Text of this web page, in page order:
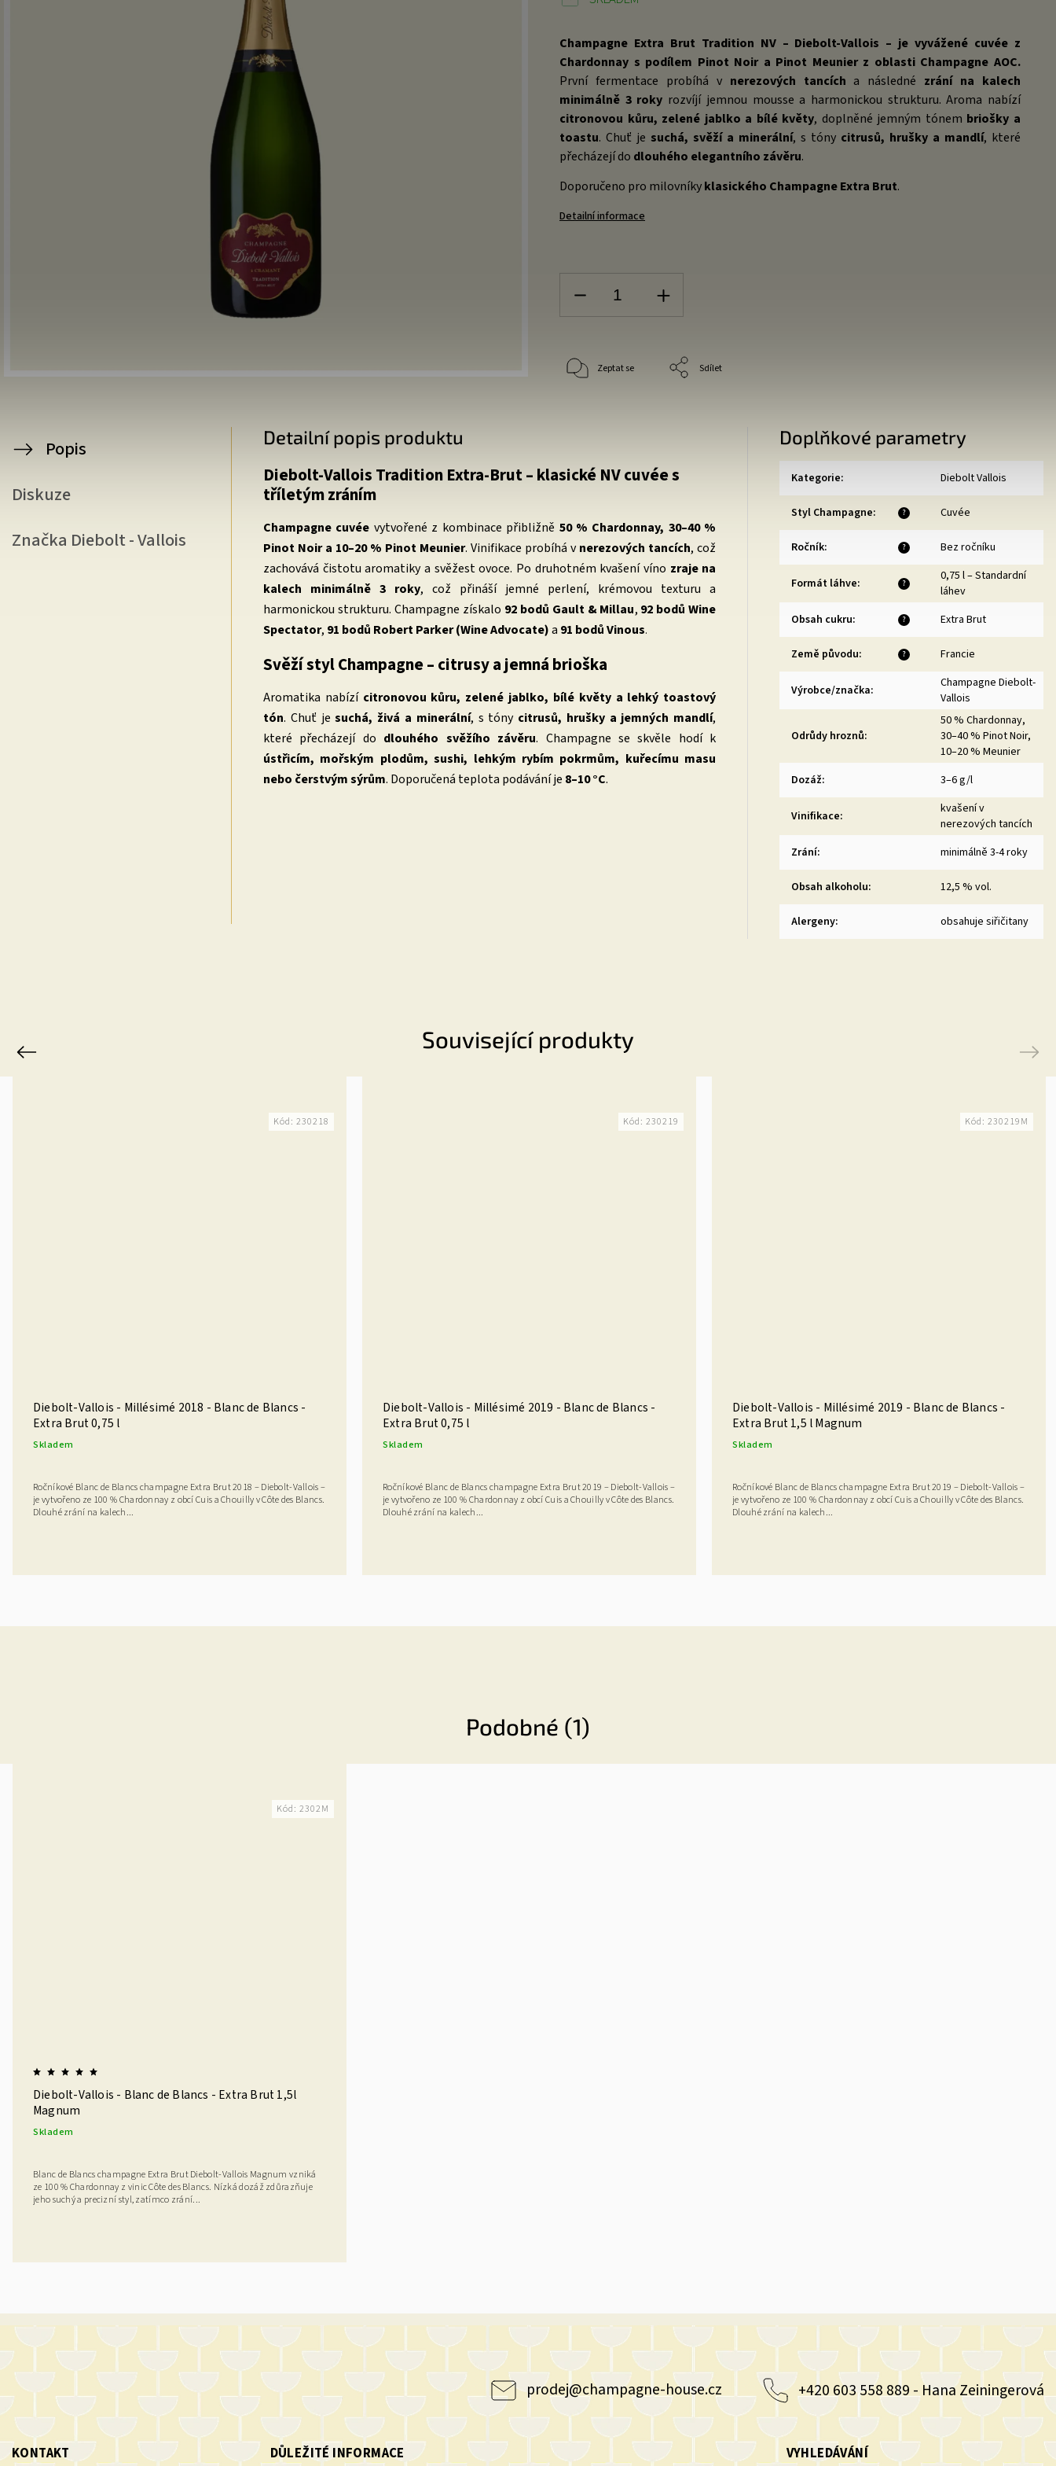
Champagne Extra Brut Tradition NV – Diebolt-Vallois – je vyvážené cuvée z
Chardonnay s podílem Pinot Noir a Pinot Meunier z oblasti Champagne AOC.
První fermentace probíhá v nerezových tancích a následné zrání na kalech
minimálně 3 roky rozvíjí jemnou mousse a harmonickou strukturu. Aroma nabízí
citronovou kůru, zelené jablko a bílé květy, doplněné jemným tónem briošky a
toastu. Chuť je suchá, svěží a minerální, s tóny citrusů, hrušky a mandlí, které
přecházejí do dlouhého elegantního závěru.
Doporučeno pro milovníkyklasického Champagne Extra Brut.
Detailní informace
Zeptat se Sdílet
Popis
Diskuze
Značka Diebolt - Vallois
Detailní popis produktu
Diebolt-Vallois Tradition Extra-Brut – klasické NV cuvée s
tříletým zráním
Champagne cuvée vytvořené z kombinace přibližně 50 % Chardonnay, 30–40 %
Pinot Noir a 10–20 % Pinot Meunier. Vinifikace probíhá vnerezových tancích, což
zachovává čistotu aromatiky a svěžest ovoce. Po druhotném kvašení víno zraje na
kalech minimálně 3 roky, což přináší jemné perlení, krémovou texturu a
harmonickou strukturu. Champagne získalo 92 bodů Gault & Millau, 92 bodů Wine
Spectator, 91 bodů Robert Parker (Wine Advocate)a 91 bodů Vinous.
Svěží styl Champagne – citrusy a jemná brioška
Aromatika nabízí citronovou kůru, zelené jablko, bílé květy a lehký toastový
tón. Chuť jesuchá, živá a minerální, s tóny citrusů, hrušky a jemných mandlí,
které přecházejí do dlouhého svěžího závěru. Champagne se skvěle hodí k
ústřicím, mořským plodům, sushi, lehkým rybím pokrmům, kuřecímu masu
nebo čerstvým sýrům. Doporučená teplota podávání je 8–10 °C.
Doplňkové parametry
Kategorie: Diebolt Vallois
?
Styl Champagne: Cuvée
?
Ročník: Bez ročníku
?
Formát láhve:
0,75 l – Standardní
láhev
?
Obsah cukru: Extra Brut
?
Země původu: Francie
Výrobce/značka:
Champagne Diebolt-
Vallois
Odrůdy hroznů:
50 % Chardonnay,
30–40 % Pinot Noir,
10–20 % Meunier
Dozáž: 3–6 g/l
Vinifikace:
kvašení v
nerezových tancích
Zrání: minimálně 3-4 roky
Obsah alkoholu: 12,5 % vol.
Alergeny: obsahuje siřičitany
Související produkty
Previous
Diebolt-Vallois - Millésimé 2018 - Blanc de Blancs -
Extra Brut 0,75 l
Skladem
Ročníkové Blanc de Blancs champagne Extra Brut 2018 – Diebolt-Vallois –
je vytvořeno ze 100 % Chardonnay z obcí Cuis a Chouilly v Côte des Blancs.
Dlouhé zrání na kalech...
Kód: 230218
Diebolt-Vallois - Millésimé 2019 - Blanc de Blancs -
Extra Brut 0,75 l
Skladem
Ročníkové Blanc de Blancs champagne Extra Brut 2019 – Diebolt-Vallois –
je vytvořeno ze 100 % Chardonnay z obcí Cuis a Chouilly v Côte des Blancs.
Dlouhé zrání na kalech...
Kód: 230219
Diebolt-Vallois - Millésimé 2019 - Blanc de Blancs -
Extra Brut 1,5 l Magnum
Skladem
Ročníkové Blanc de Blancs champagne Extra Brut 2019 – Diebolt-Vallois –
je vytvořeno ze 100 % Chardonnay z obcí Cuis a Chouilly v Côte des Blancs.
Dlouhé zrání na kalech...
Kód: 230219M
Next
Podobné (1)
Diebolt-Vallois - Blanc de Blancs - Extra Brut 1,5l
Magnum
Skladem
Blanc de Blancs champagne Extra Brut Diebolt-Vallois Magnum vzniká
ze 100 % Chardonnay z vinic Côte des Blancs. Nízká dozáž zdůrazňuje
jeho suchý a precizní styl, zatímco zrání...
Kód: 2302M
prodej@champagne-house.cz +420 603 558 889 - Hana Zeiningerová
KONTAKT DŮLEŽITÉ INFORMACE VYHLEDÁVÁNÍ